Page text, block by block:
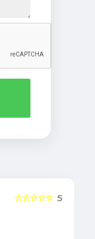
5
☆☆☆☆☆